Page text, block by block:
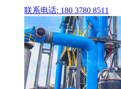
联系电话: 180 3780 8511